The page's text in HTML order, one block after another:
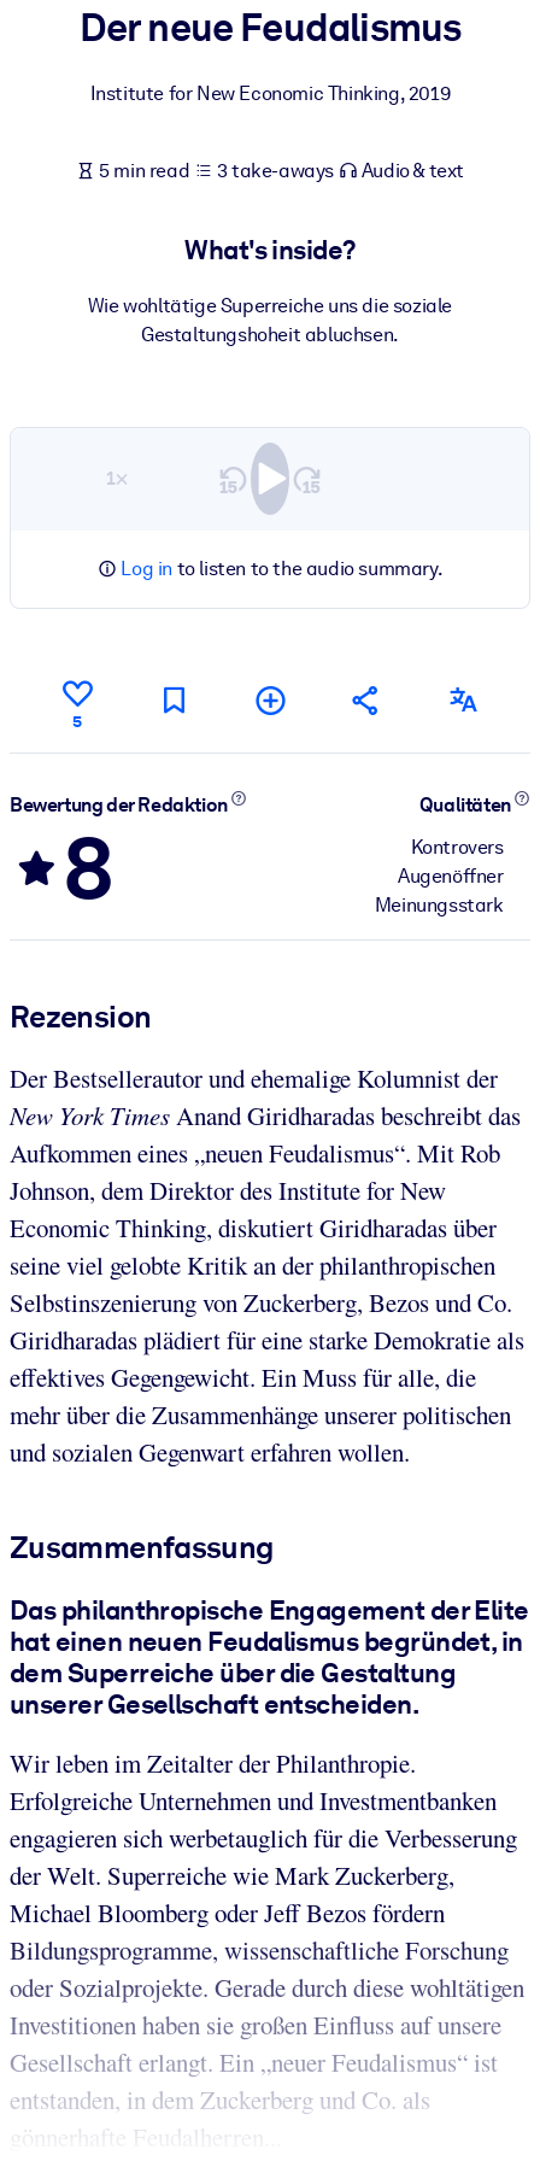
For LMS/LXP
For AI Systems
Fuel your AI systems with reliable, structured knowledge to
Der neue Feudalismus
Institute for New Economic Thinking,2019
5 min read 3 take-aways Audio & text
What's inside?
Wie wohltätige Superreiche uns die soziale
Gestaltungshoheit abluchsen.
1×
Log in to listen to the audio summary.
5
Bewertung der Redaktion
8
Qualitäten
Kontrovers
Augenöffner
Meinungsstark
Rezension
Der Bestsellerautor und ehemalige Kolumnist der
New York Times Anand Giridharadas beschreibt das
Aufkommen eines „neuen Feudalismus“. Mit Rob
Johnson, dem Direktor des Institute for New
Economic Thinking, diskutiert Giridharadas über
seine viel gelobte Kritik an der philanthropischen
Selbstinszenierung von Zuckerberg, Bezos und Co.
Giridharadas plädiert für eine starke Demokratie als
effektives Gegengewicht. Ein Muss für alle, die
mehr über die Zusammenhänge unserer politischen
und sozialen Gegenwart erfahren wollen.
Zusammenfassung
Das philanthropische Engagement der Elite
hat einen neuen Feudalismus begründet, in
dem Superreiche über die Gestaltung
unserer Gesellschaft entscheiden.
Wir leben im Zeitalter der Philanthropie.
Erfolgreiche Unternehmen und Investmentbanken
engagieren sich werbetauglich für die Verbesserung
der Welt. Superreiche wie Mark Zuckerberg,
Michael Bloomberg oder Jeff Bezos fördern
Bildungsprogramme, wissenschaftliche Forschung
oder Sozialprojekte. Gerade durch diese wohltätigen
Investitionen haben sie großen Einfluss auf unsere
Gesellschaft erlangt. Ein „neuer Feudalismus“ ist
entstanden, in dem Zuckerberg und Co. als
gönnerhafte Feudalherren...